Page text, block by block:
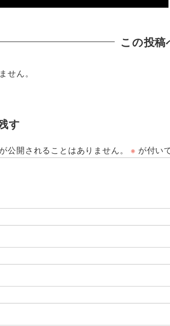
この投稿
せん。
す
公開されることはありません。 ※ が付い